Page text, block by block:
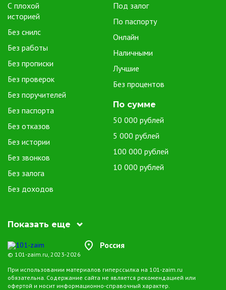
С плохой
историей
Без снилс
Без работы
Без прописки
Без проверок
Без поручителей
Без паспорта
Без отказов
Без истории
Без звонков
Без залога
Без доходов
Под залог
По паспорту
Онлайн
Наличными
Лучшие
Без процентов
По сумме
50 000 рублей
5 000 рублей
100 000 рублей
10 000 рублей
Показать еще
Россия
© 101-zaim.ru, 2023-2026
При использовании материалов гиперссылка на 101-zaim.ru
обязательна. Содержание сайта не является рекомендацией или
офертой и носит информационно-справочный характер.